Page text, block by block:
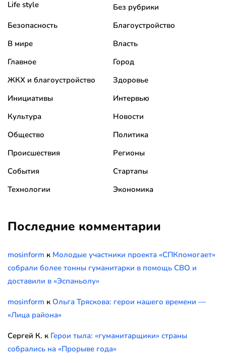
Life style
Без рубрики
Безопасность
Благоустройство
В мире
Власть
Главное
Город
ЖКХ и благоустройство
Здоровье
Инициативы
Интервью
Культура
Новости
Общество
Политика
Происшествия
Регионы
События
Стартапы
Технологии
Экономика
Последние комментарии
mosinform к Молодые участники проекта «СПКпомогает»
собрали более тонны гуманитарки в помощь СВО и
доставили в «Эспаньолу»
mosinform к Ольга Тряскова: герои нашего времени —
«Лица района»
Сергей К. к Герои тыла: «гуманитарщики» страны
собрались на «Прорыве года»